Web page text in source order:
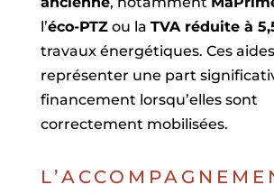
l’éco-PTZou la TVA réduite à
travaux énergétiques. Ces
représenter une part
financement lorsqu’elles sont
correctement mobilisées.